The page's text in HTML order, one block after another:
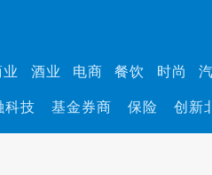
业 酒业 电商 餐饮 时尚
科技 基金券商 保险 创新